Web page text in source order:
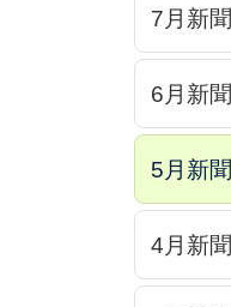
7月新聞
6月新聞
5月新聞
4月新聞